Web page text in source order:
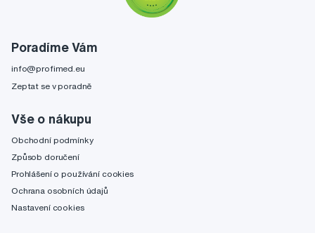
Poradíme Vám
info@profimed.eu
Zeptat se v poradně
Vše o nákupu
Obchodní podmínky
Způsob doručení
Prohlášení o používání cookies
Ochrana osobních údajů
Nastavení cookies